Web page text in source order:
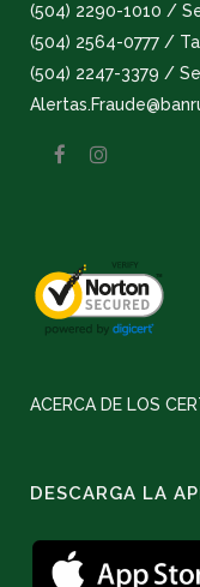
(504) 2290-1010 /
(504) 2564-0777 /
(504) 2247-3379 /
ACERCA DE LOS
DESCARGA LA